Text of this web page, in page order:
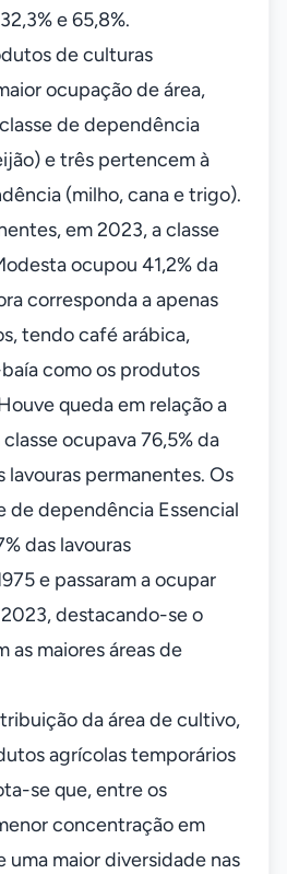
e 65,8%.
de culturas
ocupação de área,
de dependência
e três pertencem à
(milho, cana e trigo).
em 2023, a classe
ocupou 41,2% da
corresponda a apenas
tendo café arábica,
como os produtos
queda em relação a
ocupava 76,5% da
lavouras permanentes. Os
de dependência Essencial
das lavouras
e passaram a ocupar
destacando-se o
as maiores áreas de
da área de cultivo,
agrícolas temporários
se que, entre os
concentração em
uma maior diversidade nas